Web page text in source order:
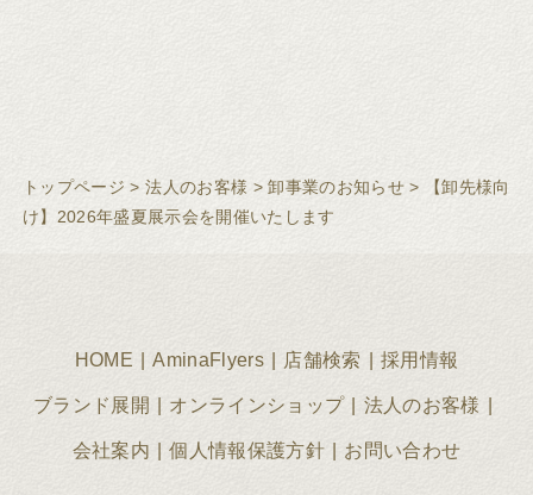
トップページ > 法人のお客様 > 卸事業のお知らせ >
【卸先様向
け】2026年盛夏展示会を開催いたします
HOME AminaFlyers 店舗検索 採用情報
ブランド展開 オンラインショップ 法人のお客様
会社案内 個人情報保護方針 お問い合わせ